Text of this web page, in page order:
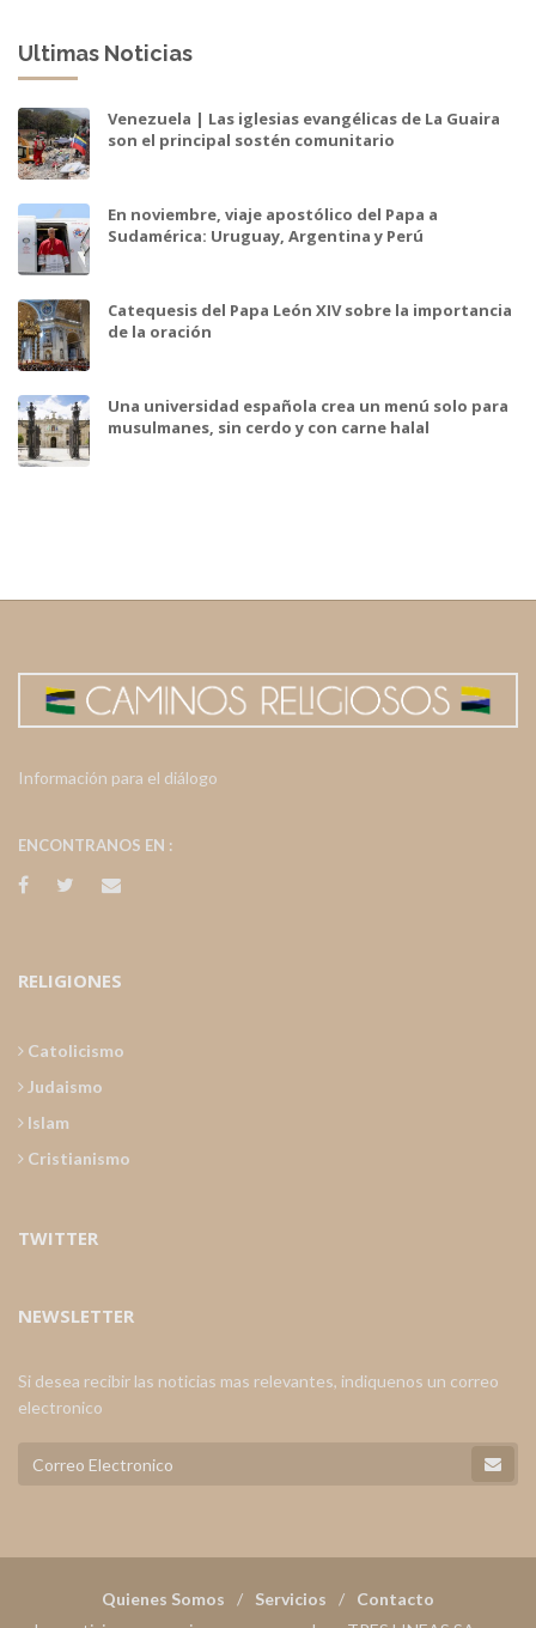
Ultimas Noticias
Venezuela | Las iglesias evangélicas de La Guaira
son el principal sostén comunitario
En noviembre, viaje apostólico del Papa a
Sudamérica: Uruguay, Argentina y Perú
Catequesis del Papa León XIV sobre la importancia
de la oración
Una universidad española crea un menú solo para
musulmanes, sin cerdo y con carne halal
Información para el diálogo
ENCONTRANOS EN :
RELIGIONES
Catolicismo
Judaismo
Islam
Cristianismo
TWITTER
NEWSLETTER
Si desea recibir las noticias mas relevantes, indiquenos un correo
electronico
Quienes Somos Servicios
Contacto